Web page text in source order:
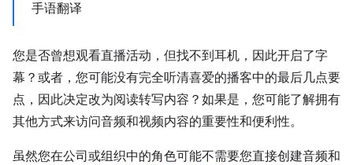
手语翻译
您是否曾想观看直播活动，但找不到耳机，因此开启了字
幕？或者，您可能没有完全听清喜爱的播客中的最后几点要
点，因此决定改为阅读转写内容？如果是，您可能了解拥有
其他方式来访问音频和视频内容的重要性和便利性。
虽然您在公司或组织中的角色可能不需要您直接创建音频和